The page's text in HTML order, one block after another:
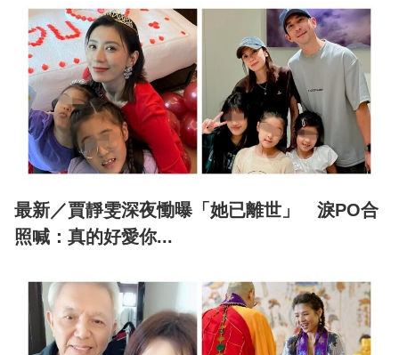
最新／賈靜雯深夜慟曝「她已離世」 淚PO合
照喊：真的好愛你...